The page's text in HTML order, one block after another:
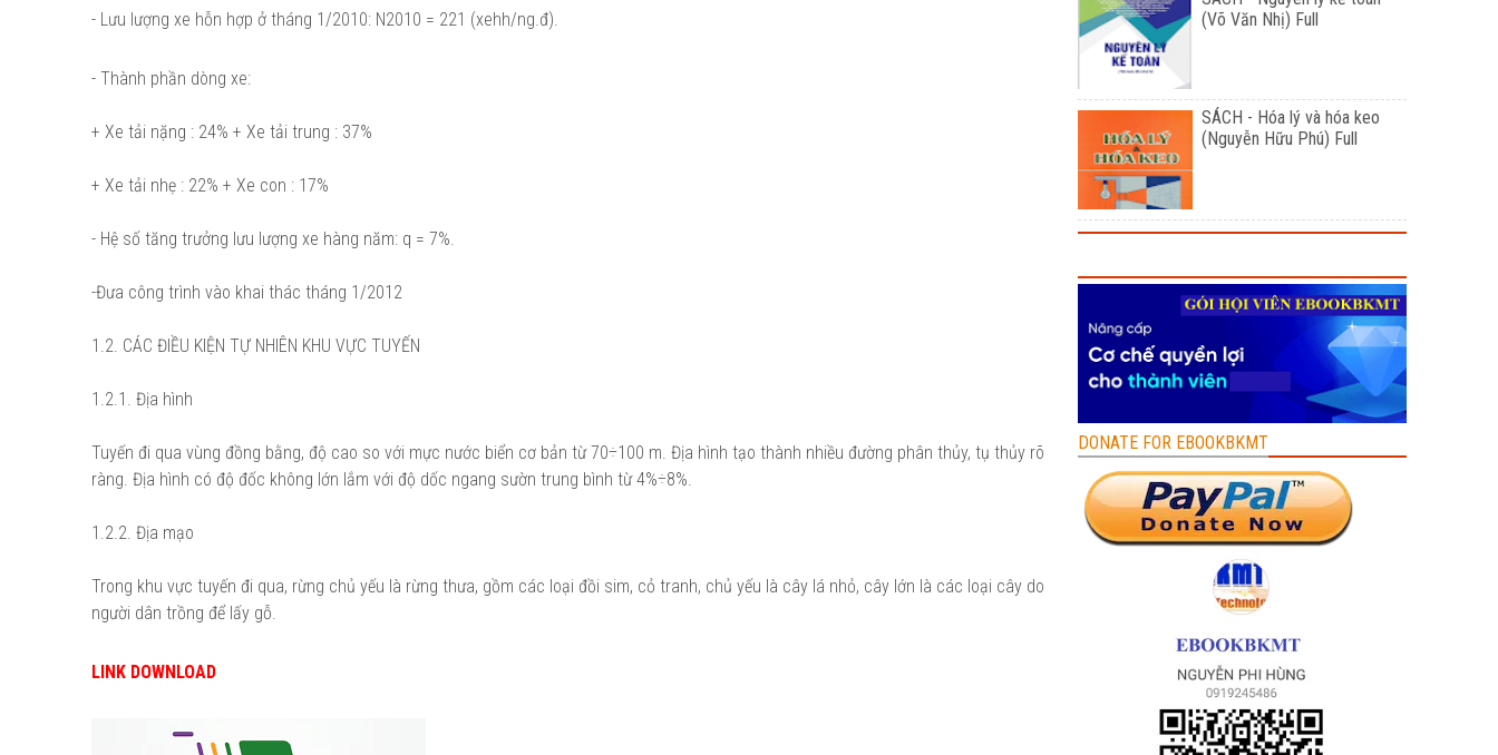
- Lưu lượng xe hỗn hợp ở tháng 1/2010: N2010 = 221 (xehh/ng.đ).
- Thành phần dòng xe:
+ Xe tải nặng : 24% + Xe tải trung : 37%
+ Xe tải nhẹ : 22% + Xe con : 17%
- Hệ số tăng trưởng lưu lượng xe hàng năm: q = 7%.
-Đưa công trình vào khai thác tháng 1/2012
1.2. CÁC ĐIỀU KIỆN TỰ NHIÊN KHU VỰC TUYẾN
1.2.1. Địa hình
Tuyến đi qua vùng đồng bằng, độ cao so với mực nước biển cơ bản từ 70÷100 m. Địa hình tạo thành nhiều đường phân thủy, tụ thủy rõ
ràng. Địa hình có độ đốc không lớn lắm với độ dốc ngang sườn trung bình từ 4%÷8%.
1.2.2. Địa mạo
Trong khu vực tuyến đi qua, rừng chủ yếu là rừng thưa, gồm các loại đồi sim, cỏ tranh, chủ yếu là cây lá nhỏ, cây lớn là các loại cây do
người dân trồng để lấy gỗ.
LINK DOWNLOAD
(Võ Văn Nhị) Full
SÁCH - Hóa lý và hóa keo
(Nguyễn Hữu Phú) Full
DONATE FOR EBOOKBKMT